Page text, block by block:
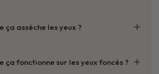
encapsulé entre deux
ça assèche les yeux ?
ça fonctionne sur les yeux foncés ?